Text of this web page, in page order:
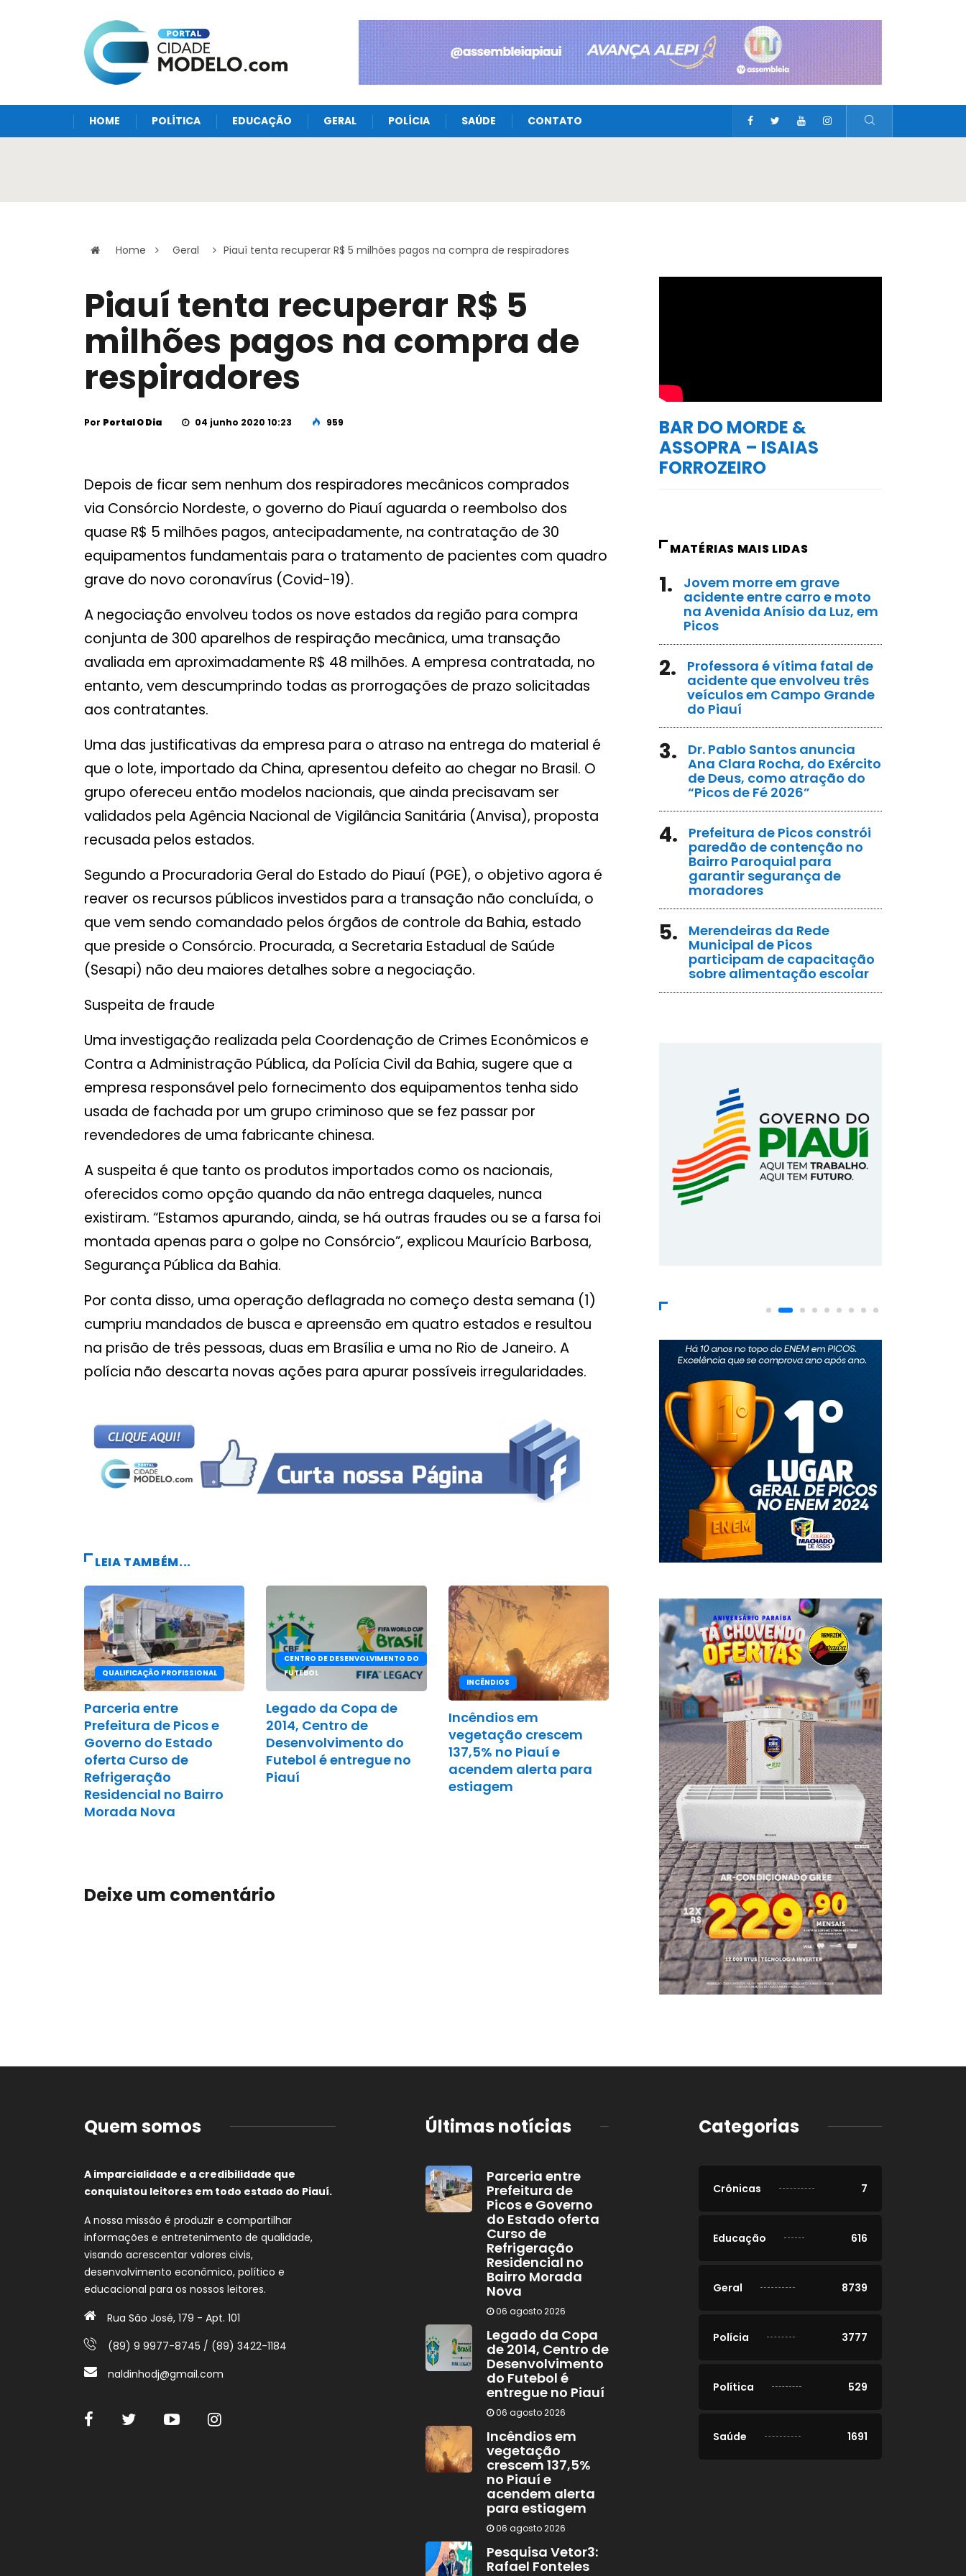
HOME POLÍTICA EDUCAÇÃO GERAL POLÍCIA SAÚDE CONTATO
Home Geral Piauí tenta recuperar R$ 5 milhões pagos na compra de respiradores
Piauí tenta recuperar R$ 5
milhões pagos na compra de
respiradores
Por Portal O Dia 04 junho 2020 10:23 959
Depois de ficar sem nenhum dos respiradores mecânicos comprados
via Consórcio Nordeste, o governo do Piauí aguarda o reembolso dos
quase R$ 5 milhões pagos, antecipadamente, na contratação de 30
equipamentos fundamentais para o tratamento de pacientes com quadro
grave do novo coronavírus (Covid-19).
A negociação envolveu todos os nove estados da região para compra
conjunta de 300 aparelhos de respiração mecânica, uma transação
avaliada em aproximadamente R$ 48 milhões. A empresa contratada, no
entanto, vem descumprindo todas as prorrogações de prazo solicitadas
aos contratantes.
Uma das justificativas da empresa para o atraso na entrega do material é
que o lote, importado da China, apresentou defeito ao chegar no Brasil. O
grupo ofereceu então modelos nacionais, que ainda precisavam ser
validados pela Agência Nacional de Vigilância Sanitária (Anvisa), proposta
recusada pelos estados.
Segundo a Procuradoria Geral do Estado do Piauí (PGE), o objetivo agora é
reaver os recursos públicos investidos para a transação não concluída, o
que vem sendo comandado pelos órgãos de controle da Bahia, estado
que preside o Consórcio. Procurada, a Secretaria Estadual de Saúde
(Sesapi) não deu maiores detalhes sobre a negociação.
Suspeita de fraude
Uma investigação realizada pela Coordenação de Crimes Econômicos e
Contra a Administração Pública, da Polícia Civil da Bahia, sugere que a
empresa responsável pelo fornecimento dos equipamentos tenha sido
usada de fachada por um grupo criminoso que se fez passar por
revendedores de uma fabricante chinesa.
A suspeita é que tanto os produtos importados como os nacionais,
oferecidos como opção quando da não entrega daqueles, nunca
existiram. “Estamos apurando, ainda, se há outras fraudes ou se a farsa foi
montada apenas para o golpe no Consórcio”, explicou Maurício Barbosa,
Segurança Pública da Bahia.
Por conta disso, uma operação deflagrada no começo desta semana (1)
cumpriu mandados de busca e apreensão em quatro estados e resultou
na prisão de três pessoas, duas em Brasília e uma no Rio de Janeiro. A
polícia não descarta novas ações para apurar possíveis irregularidades.
LEIA TAMBÉM...
QUALIFICAÇÃO PROFISSIONAL
Parceria entre
Prefeitura de Picos e
Governo do Estado
oferta Curso de
Refrigeração
Residencial no Bairro
Morada Nova
CENTRO DE DESENVOLVIMENTO DO
FUTEBOL
Legado da Copa de
2014, Centro de
Desenvolvimento do
Futebol é entregue no
Piauí
INCÊNDIOS
Incêndios em
vegetação crescem
137,5% no Piauí e
acendem alerta para
estiagem
Deixe um comentário
BAR DO MORDE &
ASSOPRA – ISAIAS
FORROZEIRO
MATÉRIAS MAIS LIDAS
1.
Jovem morre em grave
acidente entre carro e moto
na Avenida Anísio da Luz, em
Picos
2.
Professora é vítima fatal de
acidente que envolveu três
veículos em Campo Grande
do Piauí
3.
Dr. Pablo Santos anuncia
Ana Clara Rocha, do Exército
de Deus, como atração do
“Picos de Fé 2026”
4.
Prefeitura de Picos constrói
paredão de contenção no
Bairro Paroquial para
garantir segurança de
moradores
5.
Merendeiras da Rede
Municipal de Picos
participam de capacitação
sobre alimentação escolar
Quem somos
A imparcialidade e a credibilidade que
conquistou leitores em todo estado do Piauí.
A nossa missão é produzir e compartilhar
informações e entretenimento de qualidade,
visando acrescentar valores civis,
desenvolvimento econômico, político e
educacional para os nossos leitores.
Rua São José, 179 - Apt. 101
(89) 9 9977-8745 / (89) 3422-1184
naldinhodj@gmail.com
Últimas notícias
Parceria entre
Prefeitura de
Picos e Governo
do Estado oferta
Curso de
Refrigeração
Residencial no
Bairro Morada
Nova
06 agosto 2026
Legado da Copa
de 2014, Centro de
Desenvolvimento
do Futebol é
entregue no Piauí
06 agosto 2026
Incêndios em
vegetação
crescem 137,5%
no Piauí e
acendem alerta
para estiagem
06 agosto 2026
Pesquisa Vetor3:
Rafael Fonteles
Categorias
Crônicas 7
Educação 616
Geral 8739
Polícia 3777
Política 529
Saúde 1691